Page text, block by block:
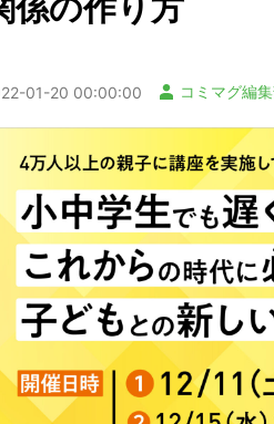
01-20 00:00:00 コミマグ編